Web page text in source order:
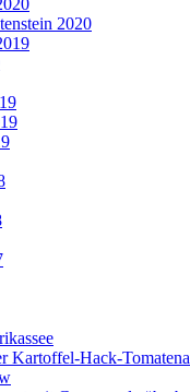
2020
Kartoffel-Hack-